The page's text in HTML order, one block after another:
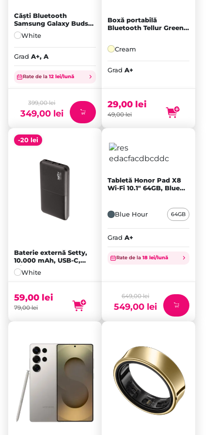
Căști Bluetooth
Samsung Galaxy Buds3,
White
White
Grad A+, A
Rate de la 12 lei/lună
399,00lei
Prețul
a
399,00 lei.
349,00 lei
Prețul
este:
349,00 lei.
Boxă portabilă
Bluetooth Tellur Green
Cream
Grad A+
49,00lei
29,00 lei
-20 lei
Baterie externă Setty,
10.000 mAh, USB-C,
Micro-USB, 2x USB-A,
Black
White
79,00lei
59,00 lei
Tabletă Honor Pad X8
Wi-Fi 10.1" 64GB, Blue
Blue Hour 64GB
Grad A+
Rate de la 18 lei/lună
649,00lei
inițial
649,00 lei.
549,00 lei
este:
549,00 lei.